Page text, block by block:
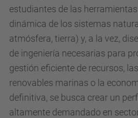
estudiantes de las
dinámica de los sistemas
atmósfera, tierra) y, a la vez,
de ingeniería necesarias para
gestión eficiente de recursos,
renovables marinas o la
definitiva, se busca crear un
altamente demandado en